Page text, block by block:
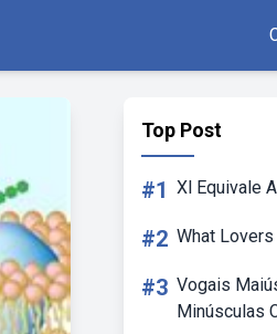
Top Post
#1 Xl Equivale
#2 What
#3 Vogais
Minúsculas